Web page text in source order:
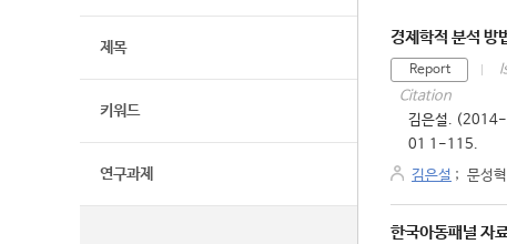
제목
키워드
연구과제
경제학적 분석 방
Report
Citation
김은설. (2014-
01 1-115.
김은설 ; 문성혁
한국아동패널 자